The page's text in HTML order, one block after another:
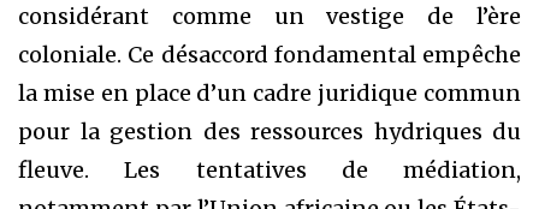
considérant comme un vestige de l’ère
coloniale. Ce désaccord fondamental empêche
la mise en place d’un cadre juridique commun
pour la gestion des ressources hydriques du
fleuve. Les tentatives de médiation,